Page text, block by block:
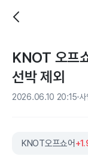
KNOT 오프
선박 제외
2026.06.10 20:15 사
KNOT오프쇼어